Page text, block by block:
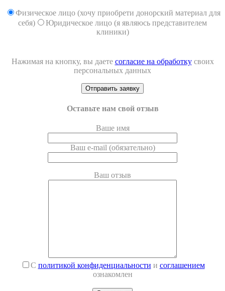
Физическое лицо (хочу приобрети донорский материал для
себя)
Юридическое лицо (я являюсь представителем
клиники)
Нажимая на кнопку, вы даете согласие на обработкусвоих
персональных данных
Оставьте нам свой отзыв
Ваше имя
Ваш e-mail (обязательно)
Ваш отзыв
С политикой конфиденциальности и соглашением
ознакомлен